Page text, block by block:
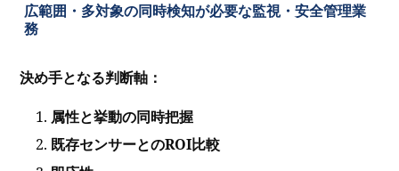
広範囲・多対象の同時検知が必要な監視・安全管理業
務
決め手となる判断軸：
属性と挙動の同時把握
既存センサーとのROI比較